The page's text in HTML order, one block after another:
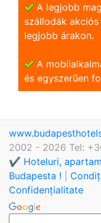
A legjobb
szállodák
legjobb árakon.
A
és egyszerũen
2002 - 2026 Tel:
✔️ Hoteluri,
Budapesta !
Confidențialitate